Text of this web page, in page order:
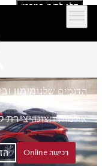
דלג לתוכן המרכזי
הדגמים שלנומימון
אולמות תצוגהיצירת
רכישה Online